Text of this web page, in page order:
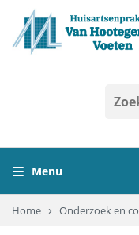
Menu
Home
Home › Onderzoek en